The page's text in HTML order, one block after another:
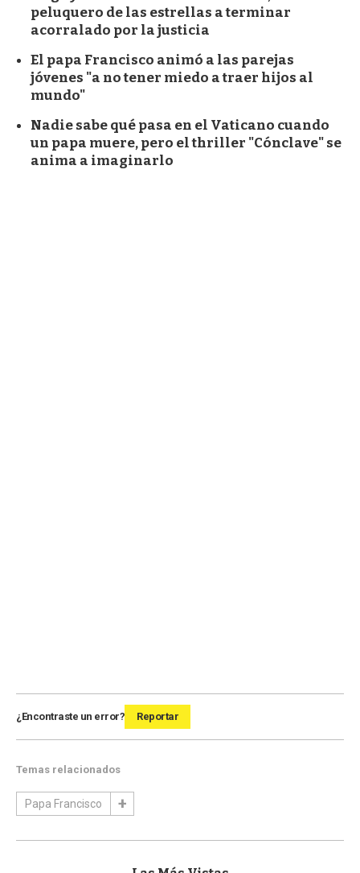
peluquero de las estrellas a terminar
acorralado por la justicia
El papa Francisco animó a las parejas
jóvenes "a no tener miedo a traer hijos al
mundo"
Nadie sabe qué pasa en el Vaticano cuando
un papa muere, pero el thriller "Cónclave" se
anima a imaginarlo
¿Encontraste un error? Reportar
Temas relacionados
Papa Francisco